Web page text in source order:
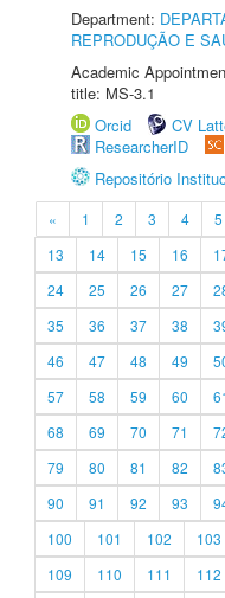
Department:
REPRODUÇÃO E
Academic
title: MS-3.1
Orcid
CV
ResearcherID
Repositório
« 1 2 3 4 5
13
14 15 16
24
25 26 27
35
36 37 38
46
47 48 49
57
58 59 60
68
69 70 71
79
80 81 82
90
91 92 93
100
101 102 103
109
110 111 112